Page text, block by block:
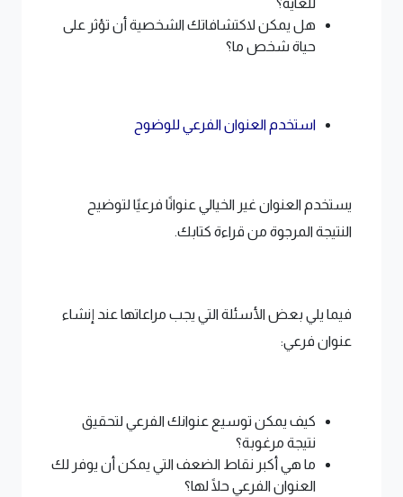
هل يمكن لاكتشافاتك الشخصية أن تؤثر على
حياة شخص ما؟
استخدم العنوان الفرعي للوضوح
يستخدم العنوان غير الخيالي عنوانًا فرعيًا لتوضيح
النتيجة المرجوة من قراءة كتابك.
فيما يلي بعض الأسئلة التي يجب مراعاتها عند إنشاء
عنوان فرعي:
كيف يمكن توسيع عنوانك الفرعي لتحقيق
نتيجة مرغوبة؟
ما هي أكبر نقاط الضعف التي يمكن أن يوفر لك
العنوان الفرعي حلًا لها؟